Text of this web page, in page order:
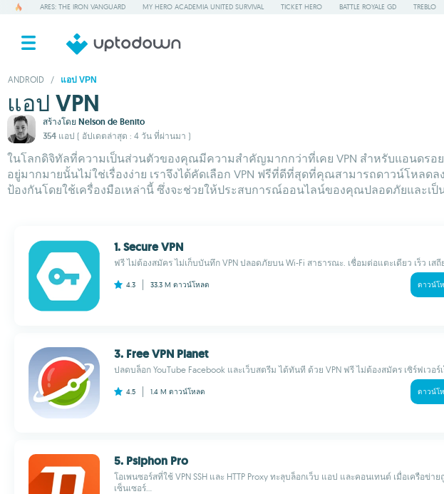
ARES: THE IRON VANGUARD MY HERO ACADEMIA UNITED SURVIVAL TICKET HERO BATTLE ROYALE GD TREBLO
ANDROID / แอป VPN
แอป VPN
สร้างโดย Nelson de Benito
354 แอป ( อัปเดตล่าสุด : 4 วัน ที่ผ่านมา )
ในโลกดิจิทัลที่ความเป็นส่วนตัวของคุณมีความสำคัญมากกว่าที่เคย VPN สำหรับแอนดร
อยู่มากมายนั้นไม่ใช่เรื่องง่าย เราจึงได้คัดเลือก VPN ฟรีที่ดีที่สุดที่คุณสามารถดาวน์โหล
ป้องกันโดยใช้เครื่องมือเหล่านี้ ซึ่งจะช่วยให้ประสบการณ์ออนไลน์ของคุณปลอดภัยและเป็
1. Secure VPN
ฟรี ไม่ต้องสมัคร ไม่เก็บบันทึก VPN ปลอดภัยบน Wi-Fi สาธารณะ. เชื่อมต่อแตะเดียว เร็ว เสถี
4.3 33.3 M ดาวน์โหลด ดาวน์โ
3. Free VPN Planet
ปลดบล็อก YouTube Facebook และเว็บสตรีม ได้ทันที ด้วย VPN ฟรี ไม่ต้องสมัคร เซิร์ฟเวอร์เ
4.5 1.4 M ดาวน์โหลด ดาวน์โ
5. Psiphon Pro
โอเพนซอร์สที่ใช้ VPN SSH และ HTTP Proxy ทะลุบล็อกเว็บ แอป และคอนเทนต์ เมื่อเครือข่าย
เซ็นเซอร์...